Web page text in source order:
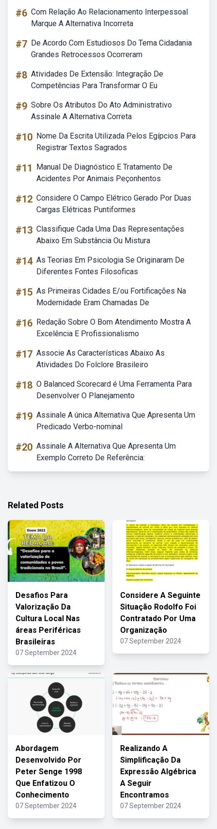
#6 Com Relação Ao Relacionamento Interpessoal
Marque A Alternativa Incorreta
#7 De Acordo Com Estudiosos Do Tema Cidadania
Grandes Retrocessos Ocorreram
#8 Atividades De Extensão: Integração De
Competências Para Transformar O Eu
#9 Sobre Os Atributos Do Ato Administrativo
Assinale A Alternativa Correta
#10 Nome Da Escrita Utilizada Pelos Egípcios Para
Registrar Textos Sagrados
#11
Manual De Diagnóstico E Tratamento De
Acidentes Por Animais Peçonhentos
#12 Considere O Campo Elétrico Gerado Por Duas
Cargas Elétricas Puntiformes
#13 Classifique Cada Uma Das Representações
Abaixo Em Substância Ou Mistura
#14 As Teorias Em Psicologia Se Originaram De
Diferentes Fontes Filosoficas
#15 As Primeiras Cidades E/ou Fortificações Na
Modernidade Eram Chamadas De
#16 Redação Sobre O Bom Atendimento Mostra A
Excelência E Profissionalismo
#17 Associe As Características Abaixo As
Atividades Do Folclore Brasileiro
#18 O Balanced Scorecard é Uma Ferramenta Para
Desenvolver O Planejamento
#19 Assinale A única Alternativa Que Apresenta Um
Predicado Verbo-nominal
#20 Assinale A Alternativa Que Apresenta Um
Exemplo Correto De Referência:
Related Posts
Desafios Para
Valorização Da
Cultura Local Nas
áreas Periféricas
Brasileiras
07 September 2024
Considere A Seguinte
Situação Rodolfo Foi
Contratado Por Uma
Organização
07 September 2024
Abordagem
Desenvolvido Por
Peter Senge 1998
Que Enfatizou O
Conhecimento
07 September 2024
Realizando A
Simplificação Da
Expressão Algébrica
A Seguir
Encontramos
07 September 2024